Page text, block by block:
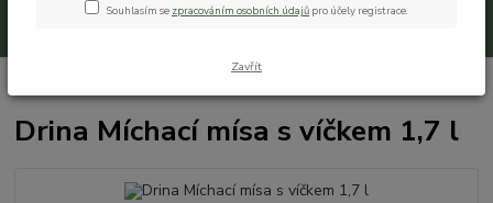
Drina Míchací mísa s víčkem 1,7 l
Souhlasím se zpracováním osobních údajů pro účely registrace.
Zavřít